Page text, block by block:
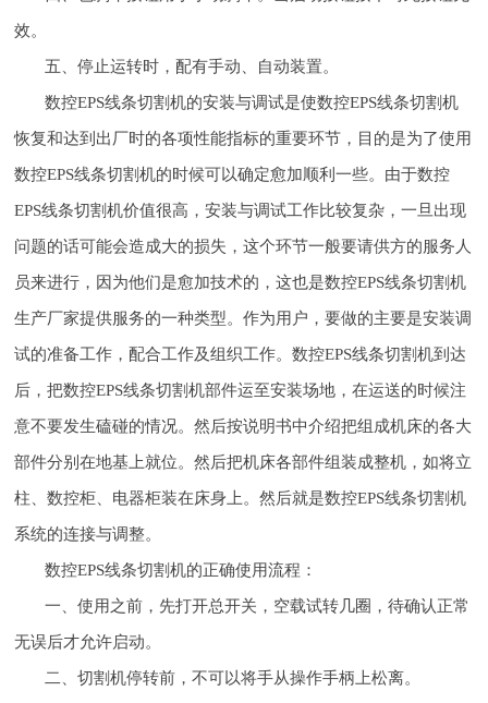
效。
五、停止运转时，配有手动、自动装置。
数控EPS线条切割机的安装与调试是使数控EPS线条切割机
恢复和达到出厂时的各项性能指标的重要环节，目的是为了使用
数控EPS线条切割机的时候可以确定愈加顺利一些。由于数控
EPS线条切割机价值很高，安装与调试工作比较复杂，一旦出现
问题的话可能会造成大的损失，这个环节一般要请供方的服务人
员来进行，因为他们是愈加技术的，这也是数控EPS线条切割机
生产厂家提供服务的一种类型。作为用户，要做的主要是安装调
试的准备工作，配合工作及组织工作。数控EPS线条切割机到达
后，把数控EPS线条切割机部件运至安装场地，在运送的时候注
意不要发生磕碰的情况。然后按说明书中介绍把组成机床的各大
部件分别在地基上就位。然后把机床各部件组装成整机，如将立
柱、数控柜、电器柜装在床身上。然后就是数控EPS线条切割机
系统的连接与调整。
数控EPS线条切割机的正确使用流程：
一、使用之前，先打开总开关，空载试转几圈，待确认正常
无误后才允许启动。
二、切割机停转前，不可以将手从操作手柄上松离。